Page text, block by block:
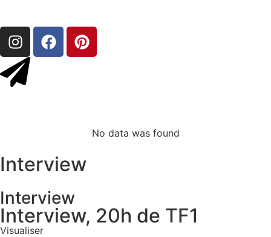
No data was found
Interview
Interview
Interview, 20h de TF1
Visualiser